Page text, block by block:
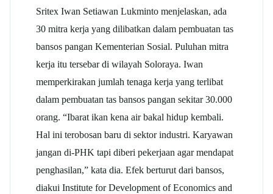
Sritex Iwan Setiawan Lukminto menjelaskan, ada
30 mitra kerja yang dilibatkan dalam pembuatan tas
bansos pangan Kementerian Sosial. Puluhan mitra
kerja itu tersebar di wilayah Soloraya. Iwan
memperkirakan jumlah tenaga kerja yang terlibat
dalam pembuatan tas bansos pangan sekitar 30.000
orang. “Ibarat ikan kena air bakal hidup kembali.
Hal ini terobosan baru di sektor industri. Karyawan
jangan di-PHK tapi diberi pekerjaan agar mendapat
penghasilan,” kata dia. Efek berturut dari bansos,
diakui Institute for Development of Economics and